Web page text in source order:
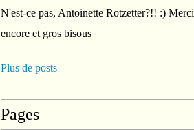
N'est-ce pas, Antoinette Rotzetter?!! :) Merci
encore et gros bisous
Plus de posts
Pages